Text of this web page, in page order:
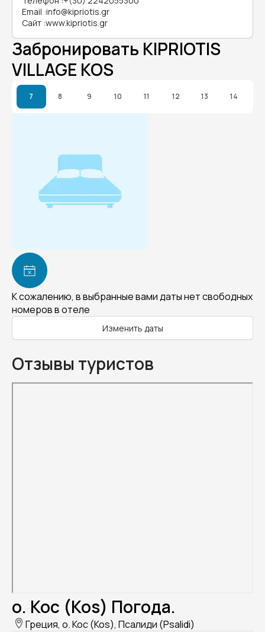
Email :info@kipriotis.gr
Сайт :www.kipriotis.gr
Забронировать KIPRIOTIS
VILLAGE KOS
7 8 9 10 11 12 13 14
К сожалению, в выбранные вами даты нет свободных
номеров в отеле
Изменить даты
Отзывы туристов
о. Кос (Kos) Погода.
Греция, о. Кос (Kos), Псалиди (Psalidi)